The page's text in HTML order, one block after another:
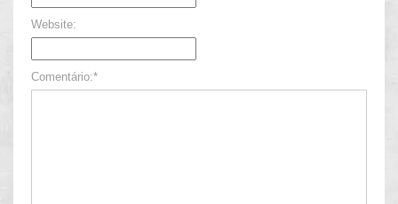
Website:
Comentário:*